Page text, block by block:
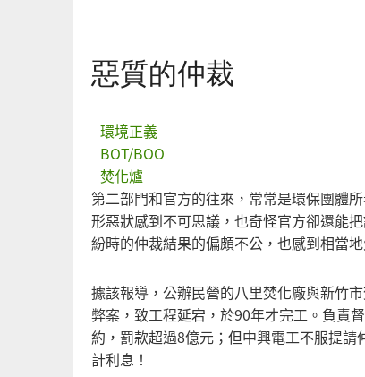
惡質的仲裁
環境正義
BOT/BOO
焚化爐
第二部門和官方的往來，常常是環保團體
形惡狀感到不可思議，也奇怪官方卻還能
紛時的仲裁結果的偏頗不公，也感到相當地
據該報導，公辦民營的八里焚化廠與新竹
弊案，致工程延宕，於90年才完工。負責
約，罰款超過8億元；但中興電工不服提
計利息！